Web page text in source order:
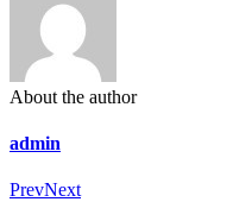
About the author
admin
PrevNext